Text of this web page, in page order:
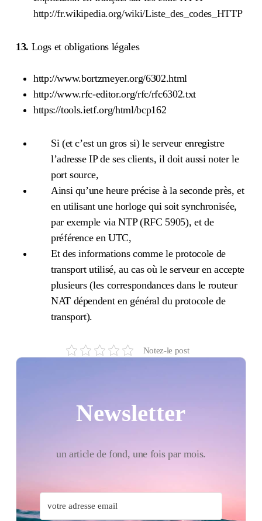
http://fr.wikipedia.org/wiki/Liste_des_codes_HTTP
13. Logs et obligations légales
http://www.bortzmeyer.org/6302.html
http://www.rfc-editor.org/rfc/rfc6302.txt
https://tools.ietf.org/html/bcp162
Si (et c’est un gros si) le serveur enregistre
l’adresse IP de ses clients, il doit aussi noter le
port source,
Ainsi qu’une heure précise à la seconde près, et
en utilisant une horloge qui soit synchronisée,
par exemple via NTP (RFC 5905), et de
préférence en UTC,
Et des informations comme le protocole de
transport utilisé, au cas où le serveur en accepte
plusieurs (les correspondances dans le routeur
NAT dépendent en général du protocole de
transport).
Notez-le post
Newsletter
un article de fond, une fois par mois.